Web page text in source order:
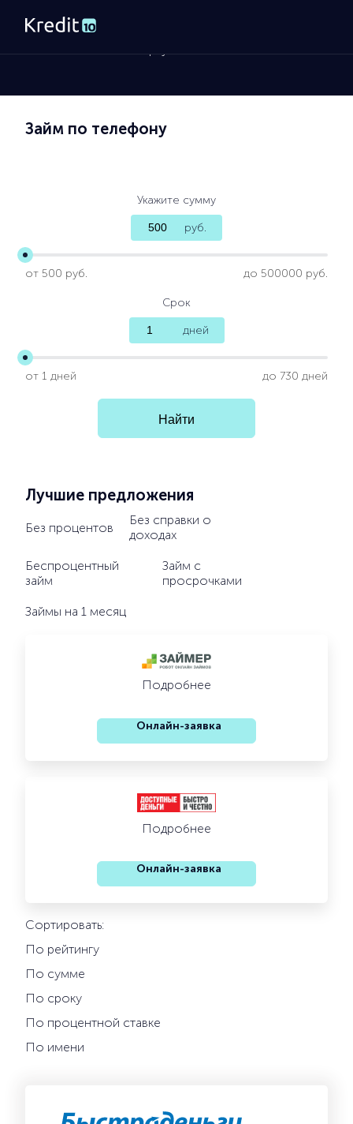
Займ по телефону
Укажите сумму
руб.
от 500 руб. до 500000 руб.
Срок
дней
от 1 дней до 730 дней
Лучшие предложения
Без процентов
Без справки о
доходах
Беспроцентный
займ
Займ с
просрочками
Займы на 1 месяц
Подробнее
Онлайн-заявка
Подробнее
Онлайн-заявка
Сортировать:
По рейтингу
По сумме
По сроку
По процентной ставке
По имени